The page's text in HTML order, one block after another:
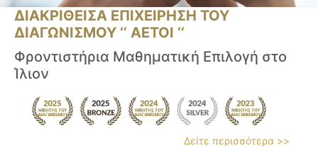
ΔΙΑΚΡΙΘΕΙΣΑ ΕΠΙΧΕΙΡΗΣΗ ΤΟΥ
ΔΙΑΓΩΝΙΣΜΟΥ ‘’ ΑΕΤΟΙ ‘’
Φροντιστήρια Μαθηματική Επιλογή στο
Ίλιον
Δείτε περισσότερα >>